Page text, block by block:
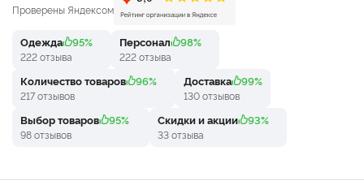
Проверены Яндексом
Одежда 95%
222 отзыва
Персонал 98%
222 отзыва
Количество товаров 96%
217 отзывов
Доставка 99%
130 отзывов
Выбор товаров 95%
98 отзывов
Скидки и акции 93%
33 отзыва